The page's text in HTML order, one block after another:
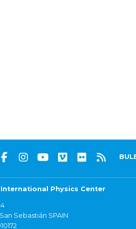
Physics Center
Sebastián SPAIN